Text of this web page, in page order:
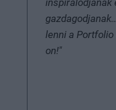
lenni a
on!"